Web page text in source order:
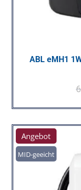
ABL eMH1
MID-geeicht
Angebot